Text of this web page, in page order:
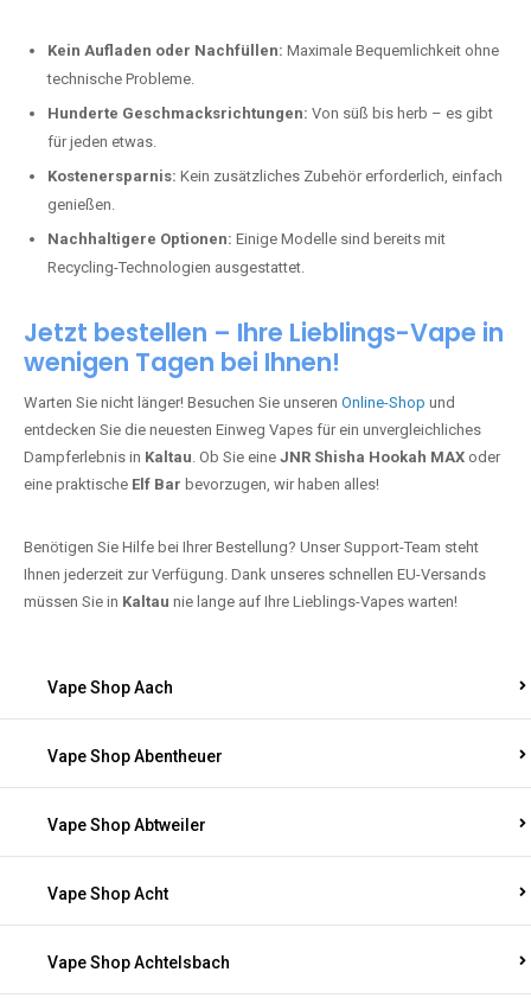
Kein Aufladen oder Nachfüllen: Maximale Bequemlichkeit ohne
technische Probleme.
Hunderte Geschmacksrichtungen: Von süß bis herb – es gibt
für jeden etwas.
Kostenersparnis: Kein zusätzliches Zubehör erforderlich, einfach
genießen.
Nachhaltigere Optionen: Einige Modelle sind bereits mit
Recycling-Technologien ausgestattet.
Jetzt bestellen – Ihre Lieblings-Vape in
wenigen Tagen bei Ihnen!
Warten Sie nicht länger! Besuchen Sie unseren Online-Shop und
entdecken Sie die neuesten Einweg Vapes für ein unvergleichliches
Dampferlebnis in Kaltau. Ob Sie eine JNR Shisha Hookah MAX oder
eine praktische Elf Bar bevorzugen, wir haben alles!
Benötigen Sie Hilfe bei Ihrer Bestellung? Unser Support-Team steht
Ihnen jederzeit zur Verfügung. Dank unseres schnellen EU-Versands
müssen Sie in Kaltau nie lange auf Ihre Lieblings-Vapes warten!
Vape Shop Aach
Vape Shop Abentheuer
Vape Shop Abtweiler
Vape Shop Acht
Vape Shop Achtelsbach